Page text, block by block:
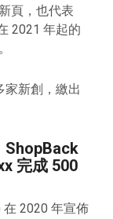
頁，也代表
2021 年起的
家新創，繳出
ShopBack
完成 500
在 2020 年宣佈